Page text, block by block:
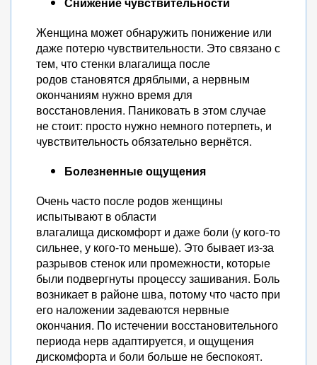
Женщина может обнаружить понижение или
даже потерю чувствительности. Это связано с
тем, что стенки влагалища после
родов становятся дряблыми, а нервным
окончаниям нужно время для
восстановления. Паниковать в этом случае
не стоит: просто нужно немного потерпеть, и
чувствительность обязательно вернётся.
Болезненные ощущения
Очень часто после родов женщины
испытывают в области
влагалища дискомфорт и даже боли (у кого-то
сильнее, у кого-то меньше). Это бывает из-за
разрывов стенок или промежности, которые
были подвергнуты процессу зашивания. Боль
возникает в районе шва, потому что часто при
его наложении задеваются нервные
окончания. По истечении восстановительного
периода нерв адаптируется, и ощущения
дискомфорта и боли больше не беспокоят.